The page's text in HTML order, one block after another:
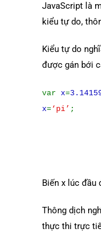
JavaScript là
kiểu tự do,
Kiểu tự do
được gán bới
var x=
x= ‘pi’ ;
Biến x lúc
Thông dịch
thực thi trực